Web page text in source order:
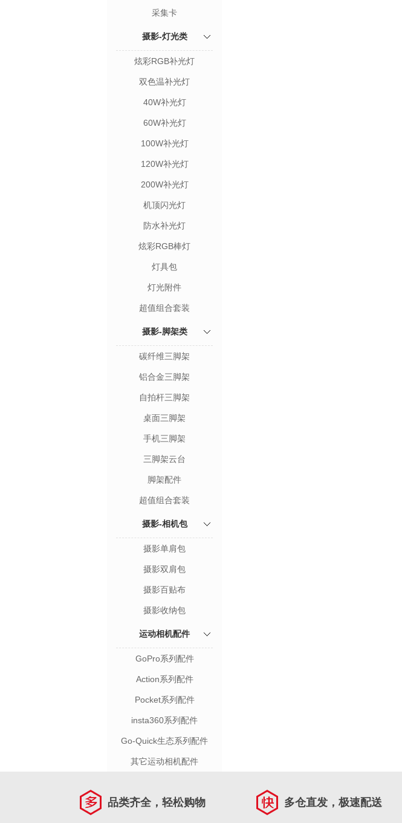
采集卡
摄影-灯光类
炫彩RGB补光灯
双色温补光灯
40W补光灯
60W补光灯
100W补光灯
120W补光灯
200W补光灯
机顶闪光灯
防水补光灯
炫彩RGB棒灯
灯具包
灯光附件
超值组合套装
摄影-脚架类
碳纤维三脚架
铝合金三脚架
自拍杆三脚架
桌面三脚架
手机三脚架
三脚架云台
脚架配件
超值组合套装
摄影-相机包
摄影单肩包
摄影双肩包
摄影百贴布
摄影收纳包
运动相机配件
GoPro系列配件
Action系列配件
Pocket系列配件
insta360系列配件
Go-Quick生态系列配件
其它运动相机配件
品类齐全，轻松购物 多仓直发，极速配送